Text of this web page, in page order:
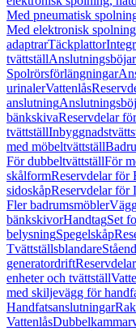
Med pneumatisk
Med elektronisk
adaptrarTäckplattor
tvättställAnslutningsböjar
Spolrörsförlängningar
urinalerVattenlås
anslutning
bänkskivaReservdelar
tvättställ
med möbeltvättställ
För dubbeltvättställFör
skålformReservdelar för
sidoskåpReservdelar för
Fler badrumsmöbler
bänkskivorHandtagSet
belysningSpegelskåp
Tvättställsblandare
generatordrift
enheter och tvättställ
med skiljevägg för
Handfatsanslutningar
Vattenlås